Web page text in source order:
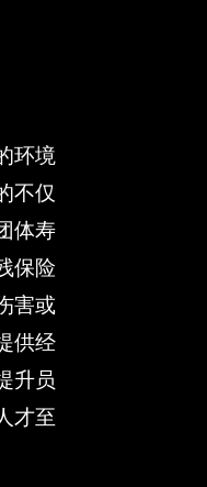
环境
不仅
体寿
保险
害或
供经
升员
才至